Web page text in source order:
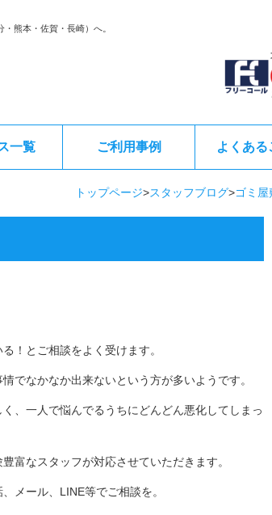
本・佐賀・長崎）へ。
一覧 ご利用事例 よくある
トップページ>スタッフブログ>ゴミ屋
！とご相談をよく受けます。
でなかなか出来ないという方が多いようです。
、一人で悩んでるうちにどんどん悪化してしまっ
富なスタッフが対応させていただきます。
メール、LINE等でご相談を。